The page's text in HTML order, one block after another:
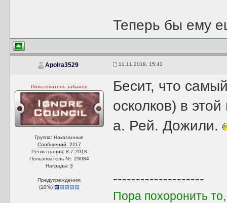
Теперь бы ему
Apolra3529 11.11.2018, 15:43
Пользователь забанен
Группа: Наказанные
Сообщений: 2117
Регистрация: 8.7.2018
Пользователь №: 29084
Награды:3
Предупреждения:
(10%)
Бесит, что
осколков) в
а. Рей. Дожили.
--------------------
Пора похоронить